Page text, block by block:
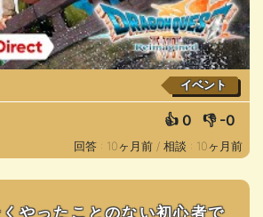
イベント
👍 0 👎 -0
回答 : 10ヶ月前 / 相談 : 10ヶ月前
やったことのない初心者で